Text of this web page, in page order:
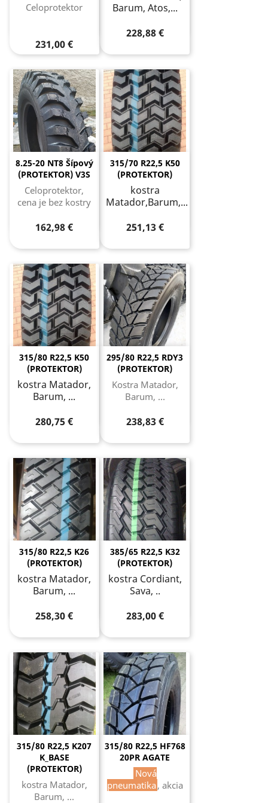
Celoprotektor
231,00 €
Barum, Atos,...
228,88 €
8.25-20 NT8 Šípový
(PROTEKTOR) V3S
Celoprotektor,
cena je bez kostry
162,98 €
315/70 R22,5 K50
(PROTEKTOR)
kostra
Matador,Barum,...
251,13 €
315/80 R22,5 K50
(PROTEKTOR)
kostra Matador,
Barum, ...
280,75 €
295/80 R22,5 RDY3
(PROTEKTOR)
Kostra Matador,
Barum, ...
238,83 €
315/80 R22,5 K26
(PROTEKTOR)
kostra Matador,
Barum, ...
258,30 €
385/65 R22,5 K32
(PROTEKTOR)
kostra Cordiant,
Sava, ..
283,00 €
315/80 R22,5 K207
K_BASE
(PROTEKTOR)
kostra Matador,
Barum, ...
315/80 R22,5 HF768
20PR AGATE
Nová
pneumatika, akcia